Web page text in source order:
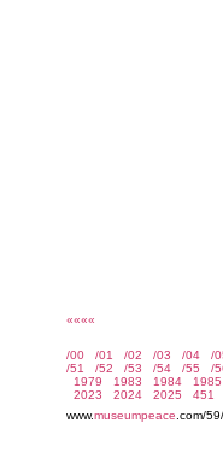
««««
www.museumpeace .com/